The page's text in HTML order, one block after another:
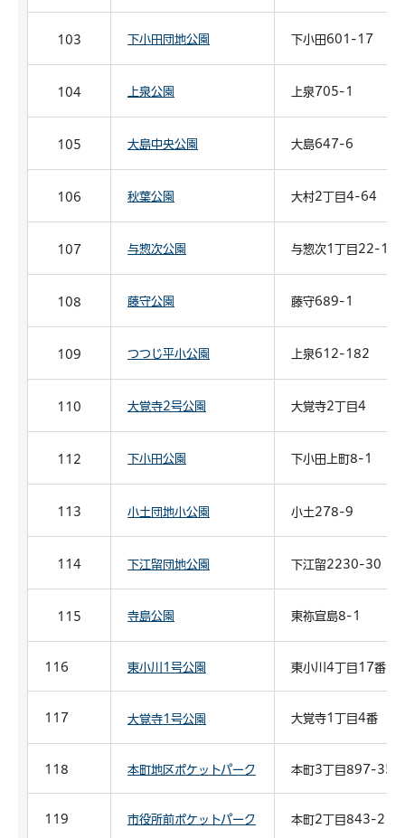
103 下小田団地公園 下小田601-17
104 上泉公園 上泉705-1
105 大島中央公園 大島647-6
106 秋葉公園 大村2丁目4-64
107 与惣次公園 与惣次1丁目22-1
108 藤守公園 藤守689-1
109 つつじ平小公園 上泉612-182
110 大覚寺2号公園 大覚寺2丁目4
112 下小田公園 下小田上町8-1
113 小土団地小公園 小土278-9
114 下江留団地公園 下江留2230-30
115 寺島公園 東祢宜島8-1
116 東小川1号公園 東小川4丁目17番
117 大覚寺1号公園 大覚寺1丁目4番
118 本町地区ポケットパーク 本町3丁目897-35
119 市役所前ポケットパーク 本町2丁目843-2